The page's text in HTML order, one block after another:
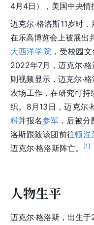
4月4日），美国中央情
迈克尔·格洛斯11岁时，
在乐高博览会上被展出
大西洋学院 ，受校园
2022年7月，迈克尔·
则视频显示，迈克尔·
农场工作，在研究可持
织。8月13日，迈克尔·
科并报名参军 ，后被分
洛斯跟随该团前往顿涅
迈克尔·格洛斯阵亡。
[1]
人物生平
迈克尔·格洛斯，出生